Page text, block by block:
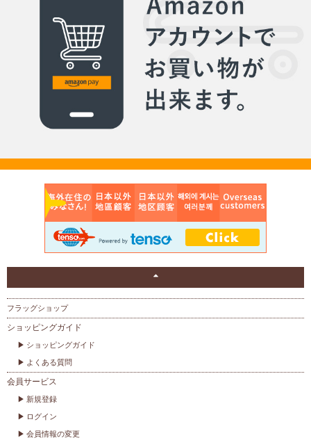
フラッグショップ
ショッピングガイド
ショッピングガイド
よくある質問
会員サービス
新規登録
ログイン
会員情報の変更